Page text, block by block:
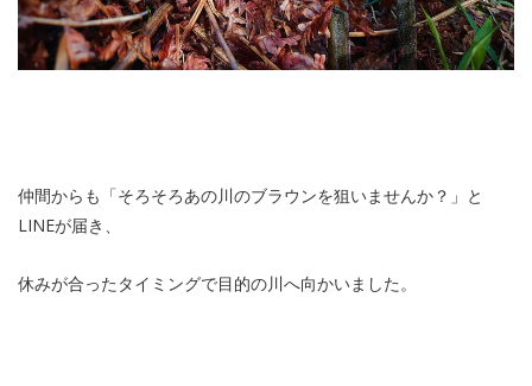
仲間からも「そろそろあの川のブラウンを狙いませんか？」と
LINEが届き、
休みが合ったタイミングで目的の川へ向かいました。